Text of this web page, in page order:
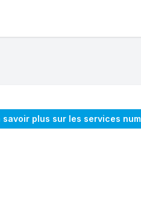
savoir plus sur les services